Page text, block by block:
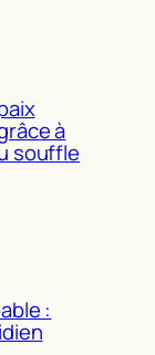
à
souffle
: